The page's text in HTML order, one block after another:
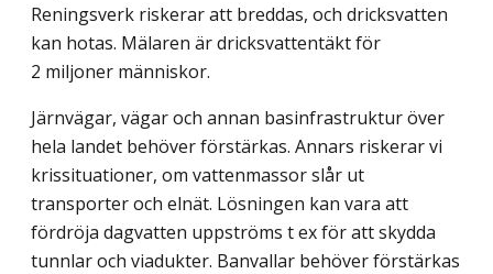
Reningsverk riskerar att breddas, och dricksvatten
kan hotas. Mälaren är dricksvattentäkt för
2 miljoner människor.
Järnvägar, vägar och annan basinfrastruktur över
hela landet behöver förstärkas. Annars riskerar vi
krissituationer, om vattenmassor slår ut
transporter och elnät. Lösningen kan vara att
fördröja dagvatten uppströms t ex för att skydda
tunnlar och viadukter. Banvallar behöver förstärkas